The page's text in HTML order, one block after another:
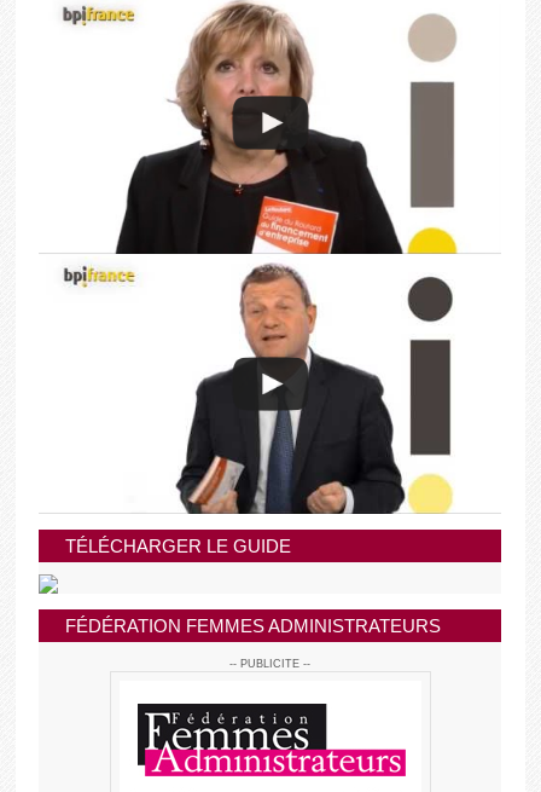
TÉLÉCHARGER LE GUIDE
FÉDÉRATION FEMMES ADMINISTRATEURS
-- PUBLICITE --